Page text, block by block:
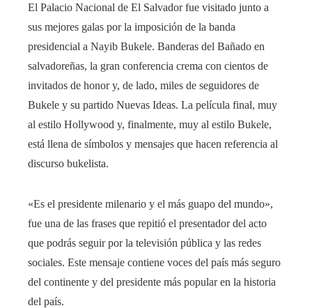
El Palacio Nacional de El Salvador fue visitado junto a
sus mejores galas por la imposición de la banda
presidencial a Nayib Bukele. Banderas del Bañado en
salvadoreñas, la gran conferencia crema con cientos de
invitados de honor y, de lado, miles de seguidores de
Bukele y su partido Nuevas Ideas. La película final, muy
al estilo Hollywood y, finalmente, muy al estilo Bukele,
está llena de símbolos y mensajes que hacen referencia al
discurso bukelista.
«Es el presidente milenario y el más guapo del mundo»,
fue una de las frases que repitió el presentador del acto
que podrás seguir por la televisión pública y las redes
sociales. Este mensaje contiene voces del país más seguro
del continente y del presidente más popular en la historia
del país.